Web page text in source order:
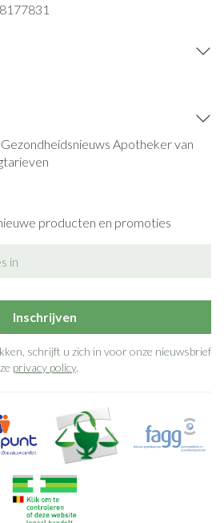
Gezondheidsnieuws Apotheker van
producten en promoties
Inschrijven
schrijft u zich in voor onze nieuwsbrief
privacy policy.